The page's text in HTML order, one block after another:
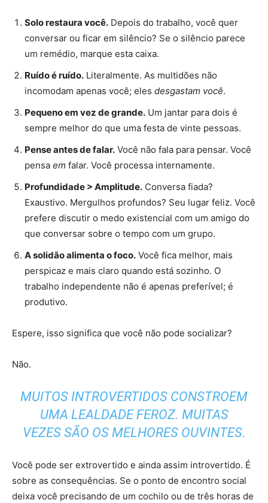
Solo restaura você. Depois do trabalho, você quer
conversar ou ficar em silêncio? Se o silêncio parece
um remédio, marque esta caixa.
Ruído é ruído. Literalmente. As multidões não
incomodam apenas você; eles desgastam você.
Pequeno em vez de grande. Um jantar para dois é
sempre melhor do que uma festa de vinte pessoas.
Pense antes de falar. Você não fala para pensar. Você
pensa em falar. Você processa internamente.
Profundidade > Amplitude. Conversa fiada?
Exaustivo. Mergulhos profundos? Seu lugar feliz. Você
prefere discutir o medo existencial com um amigo do
que conversar sobre o tempo com um grupo.
A solidão alimenta o foco. Você fica melhor, mais
perspicaz e mais claro quando está sozinho. O
trabalho independente não é apenas preferível; é
produtivo.
Espere, isso significa que você não pode socializar?
Não.
MUITOS INTROVERTIDOS CONSTROEM
UMA LEALDADE FEROZ. MUITAS
VEZES SÃO OS MELHORES OUVINTES.
Você pode ser extrovertido e ainda assim introvertido. É
sobre as consequências. Se o ponto de encontro social
deixa você precisando de um cochilo ou de três horas de